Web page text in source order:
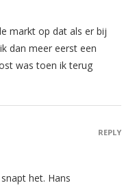
markt op dat als er bij
dan meer eerst een
was toen ik terug
het. Hans
REPLY